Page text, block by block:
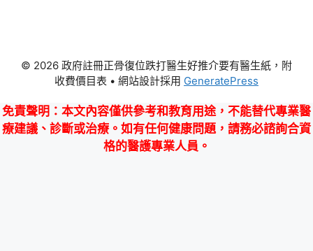
© 2026 政府註冊正骨復位跌打醫生好推介要有醫生紙，附
收費價目表 • 網站設計採用 GeneratePress
免責聲明 ：本文內容僅供參考和教育用途，不能替代專業醫
療建議、診斷或治療。如有任何健康問題，請務必諮詢合資
格的醫護專業人員。